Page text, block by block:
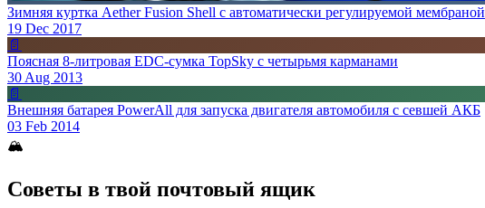
Зимняя куртка Aether Fusion Shell с автоматически регулируемой мембраной
19 Dec 2017
📄
Поясная 8-литровая EDC-сумка TopSky с четырьмя карманами
30 Aug 2013
📄
Внешняя батарея PowerAll для запуска двигателя автомобиля с севшей АКБ
03 Feb 2014
🏔
Советы в твой почтовый ящик